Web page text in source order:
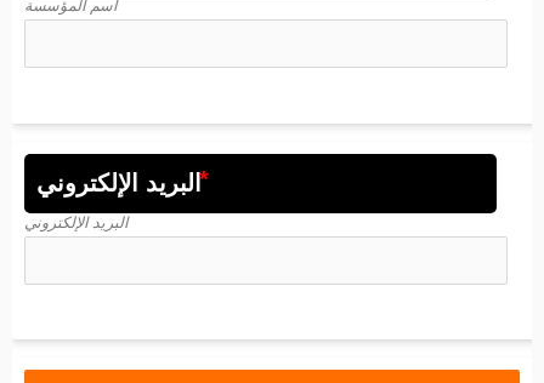
اسم المؤسسة
البريد الإلكتروني
البريد الإلكتروني